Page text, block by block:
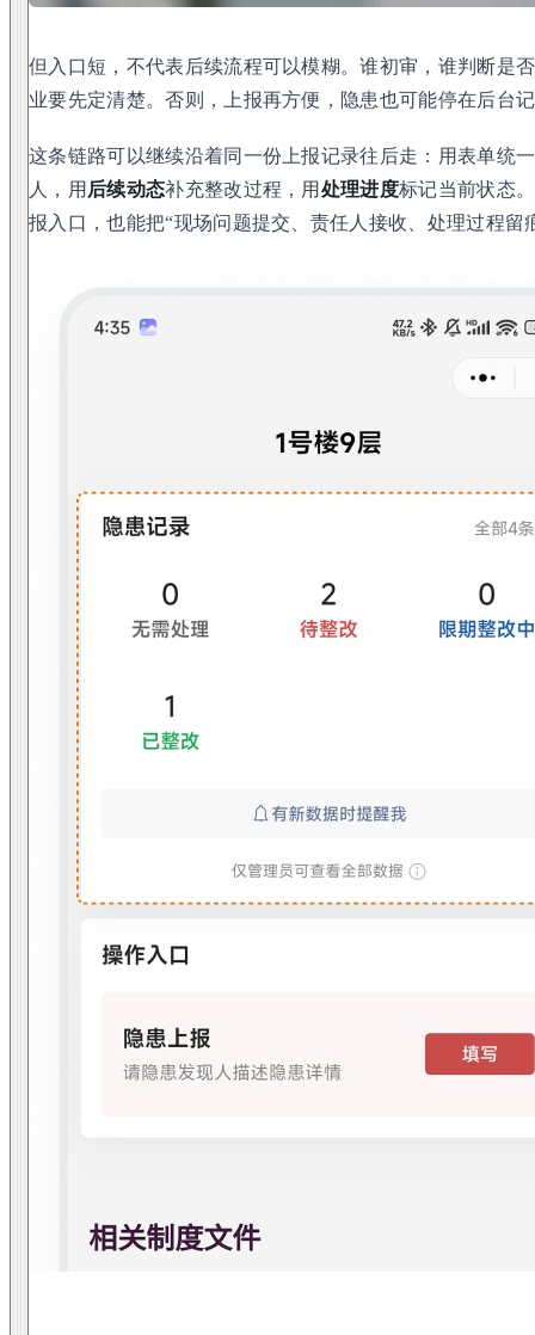
但入口短，不代表后续流程可以模糊。谁初审，谁判断是
业要先定清楚。否则，上报再方便，隐患也可能停在后台
这条链路可以继续沿着同一份上报记录往后走：用表单统
人，用 后续动态补充整改过程，用 处理进度标记当前状态
报入口，也能把“现场问题提交、责任人接收、处理过程留